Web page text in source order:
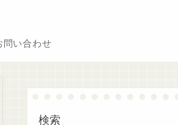
問い合わせ
検索